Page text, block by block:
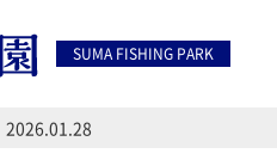
SUMA FISHING PARK
2026.01.28